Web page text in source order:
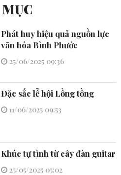
Phát huy hiệu quả nguồn lực
văn hóa Bình Phước
25/06/2025 09:36
Đặc sắc lễ hội Lồng tồng
11/06/2025 09:53
Khúc tự tình từ cây đàn guitar
25/05/2025 05:02